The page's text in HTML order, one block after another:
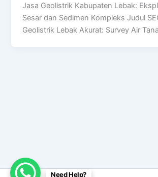
Jasa Geolistrik Kabupaten Lebak:
Sesar dan Sedimen Kompleks Judul
Geolistrik Lebak Akurat: Survey Air
Need Help?